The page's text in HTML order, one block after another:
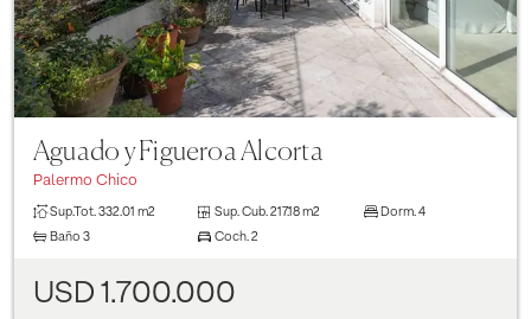
Aguado y Figueroa Alcorta
Palermo Chico
Sup.Tot.332.01 m2 Sup. Cub. 217.18 m2 Dorm. 4
Baño 3 Coch. 2
USD 1.700.000